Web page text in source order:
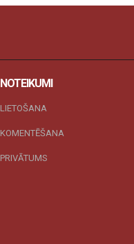
NOTEIKUMI
LIETOŠANA
KOMENTĒŠANA
PRIVĀTUMS